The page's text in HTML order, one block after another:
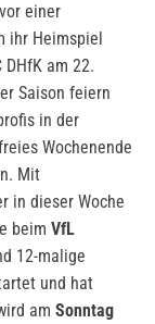
einer
ihr Heimspiel
am 22.
Saison feiern
in der
Wochenende
Mit
in dieser Woche
beim VfL
12-malige
und hat
am Sonntag